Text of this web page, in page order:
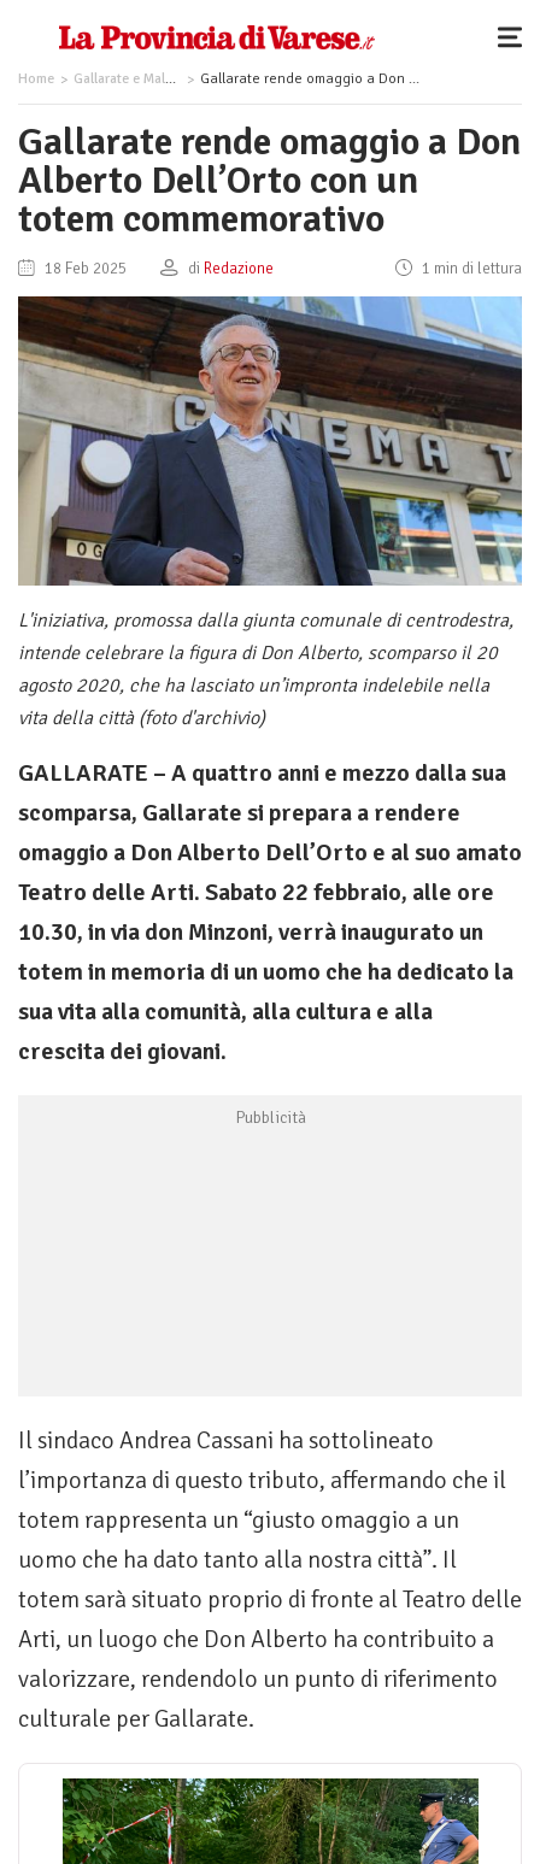
Home Gallarate e Malpensa Gallarate rende omaggio a Don Alberto Dell’Orto con un totem commemorativo
Gallarate rende omaggio a Don
Alberto Dell’Orto con un
totem commemorativo
18 Feb 2025 di Redazione 1 min di lettura
L'iniziativa, promossa dalla giunta comunale di centrodestra,
intende celebrare la figura di Don Alberto, scomparso il 20
agosto 2020, che ha lasciato un’impronta indelebile nella
vita della città (foto d'archivio)
GALLARATE – A quattro anni e mezzo dalla sua
scomparsa, Gallarate si prepara a rendere
omaggio a Don Alberto Dell’Orto e al suo amato
Teatro delle Arti. Sabato 22 febbraio, alle ore
10.30, in via don Minzoni, verrà inaugurato un
totem in memoria di un uomo che ha dedicato la
sua vita alla comunità, alla cultura e alla
crescita dei giovani.
Il sindaco Andrea Cassani ha sottolineato
l’importanza di questo tributo, affermando che il
totem rappresenta un “giusto omaggio a un
uomo che ha dato tanto alla nostra città”. Il
totem sarà situato proprio di fronte al Teatro delle
Arti, un luogo che Don Alberto ha contribuito a
valorizzare, rendendolo un punto di riferimento
culturale per Gallarate.